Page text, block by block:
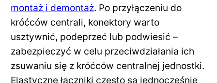
montaż i demontaż. Po przyłączeniu do
króćców centrali, konektory warto
usztywnić, podeprzeć lub podwiesić –
zabezpieczyć w celu przeciwdziałania ich
zsuwaniu się z króćców centralnej jednostki.
Elastyczne łączniki często są jednocześnie